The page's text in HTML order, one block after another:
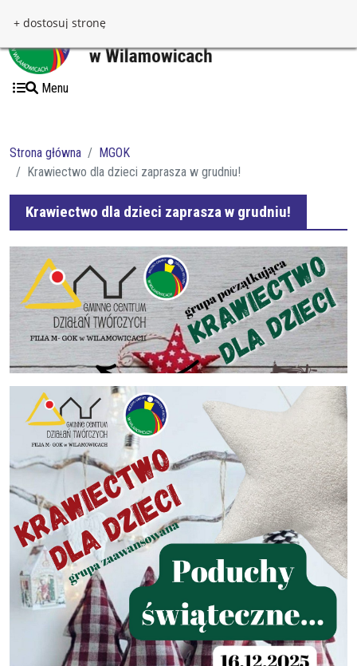
+ dostosuj stronę
Menu
Strona główna
MGOK
Krawiectwo dla dzieci zaprasza w grudniu!
Krawiectwo dla dzieci zaprasza w grudniu!